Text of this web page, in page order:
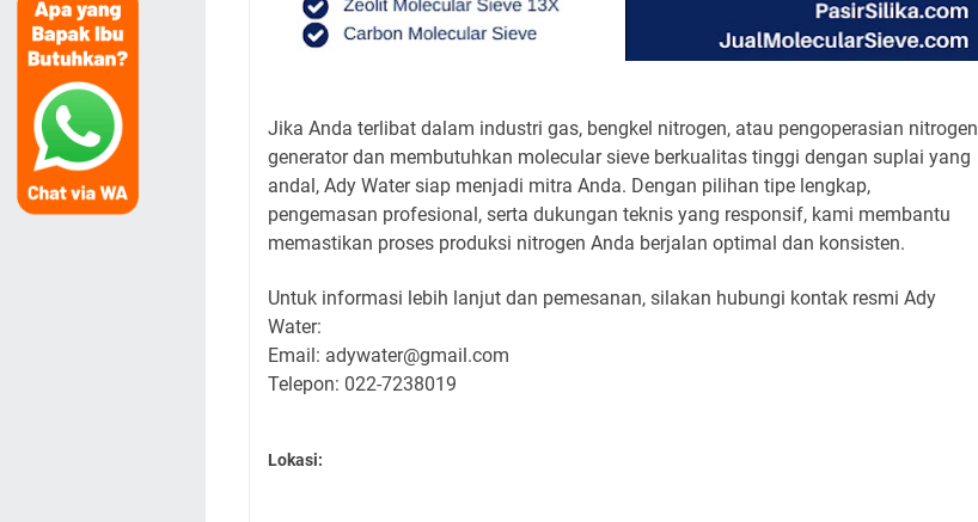
Jika Anda terlibat dalam industri gas, bengkel nitrogen, atau pengoperasian nitrogen
generator dan membutuhkan molecular sieve berkualitas tinggi dengan suplai yang
andal, Ady Water siap menjadi mitra Anda. Dengan pilihan tipe lengkap,
pengemasan profesional, serta dukungan teknis yang responsif, kami membantu
memastikan proses produksi nitrogen Anda berjalan optimal dan konsisten.
Untuk informasi lebih lanjut dan pemesanan, silakan hubungi kontak resmi Ady
Water:
Email: adywater@gmail.com
Telepon: 022-7238019
Lokasi: